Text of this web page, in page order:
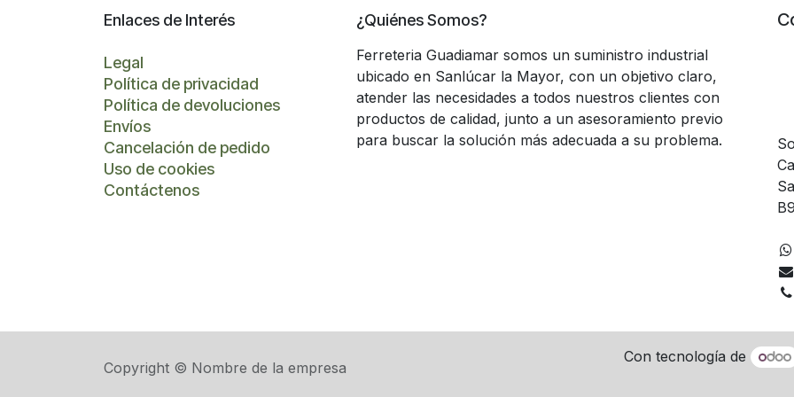
Enlaces de Interés
Legal
Política de privacidad
Política de devoluciones
Envíos
Cancelación de pedido
Uso de cookies
Contáctenos
¿Quiénes Somos?
Ferreteria Guadiamar somos un suministro industrial
ubicado en Sanlúcar la Mayor, con un objetivo claro,
atender las necesidades a todos nuestros clientes con
productos de calidad, junto a un asesoramiento previo
para buscar la solución más adecuada a su problema.
Copyright © Nombre de la empresa
Con tecnología de